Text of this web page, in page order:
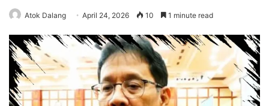
Atok Dalang April 24, 2026 10 1 minute read